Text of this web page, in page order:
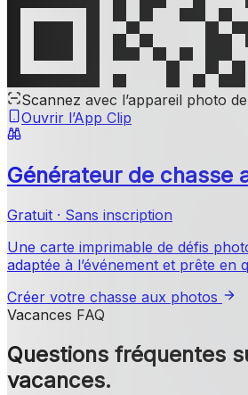
Scannez avec l’appareil photo
Ouvrir l’App Clip
Générateur de chasse
Gratuit · Sans inscription
Une carte imprimable de défis
adaptée à l’événement et prête en
Créer votre chasse aux photos
Vacances FAQ
Questions fréquentes
vacances.